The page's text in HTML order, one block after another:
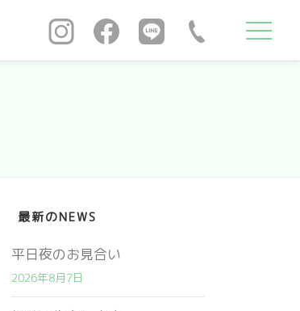
最新のNEWS
平日夜のお見合い
2026年8月7日